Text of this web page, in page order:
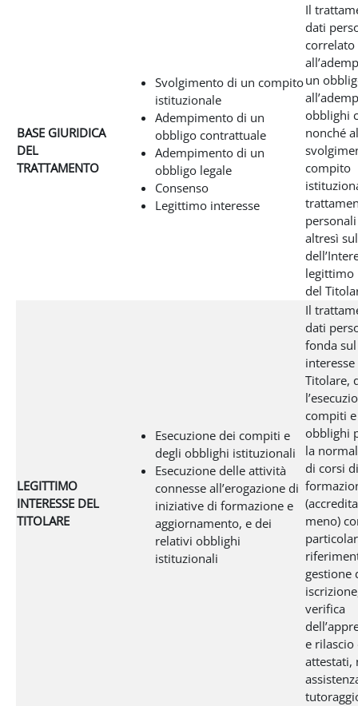
BASE GIURIDICA
DEL
TRATTAMENTO
Svolgimento di un compito
istituzionale
Adempimento di un
obbligo contrattuale
Adempimento di un
obbligo legale
Consenso
Legittimo interesse
Il
dati
correlato
un
obblighi
nonché
compito
altresì
legittimo
del
LEGITTIMO
INTERESSE DEL
TITOLARE
Esecuzione dei compiti e
degli obblighi istituzionali
Esecuzione delle attività
connesse all’erogazione di
iniziative di formazione e
aggiornamento, e dei
relativi obblighi
istituzionali
Il
dati
fonda
Titolare,
compiti
obblighi
la
di corsi di
meno)
gestione
verifica
e rilascio
attestati,